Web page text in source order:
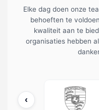
Elke dag doen onze
behoeften te
kwaliteit aan te
organisaties hebben
‹
/ OTAN Porsche